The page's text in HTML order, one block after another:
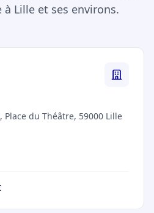
Lille et ses environs.
Place du Théâtre, 59000 Lille